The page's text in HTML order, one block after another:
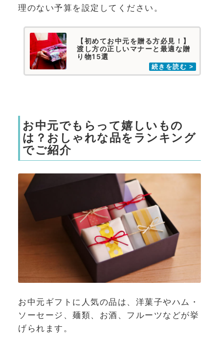
理のない予算を設定してください。
【初めてお中元を贈る方必見！】
渡し方の正しいマナーと最適な贈
り物15選
お中元でもらって嬉しいもの
は？おしゃれな品をランキング
でご紹介
お中元ギフトに人気の品は、洋菓子やハム・
ソーセージ、麺類、お酒、フルーツなどが挙
げられます。